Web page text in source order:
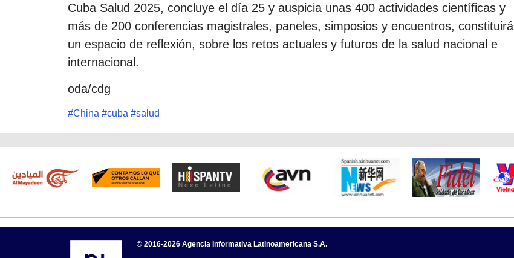
Cuba Salud 2025, concluye el día 25 y auspicia unas 400 actividades científicas y
más de 200 conferencias magistrales, paneles, simposios y encuentros, constituirá
un espacio de reflexión, sobre los retos actuales y futuros de la salud nacional e
internacional.
oda/cdg
#China #cuba #salud
© 2016-2026 Agencia Informativa Latinoamericana S.A.